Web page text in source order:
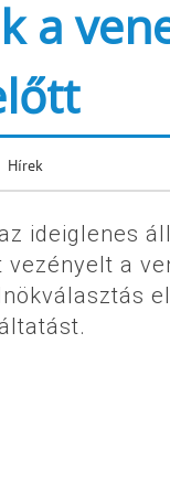
a
Hírek
ideiglenes
vezényelt a